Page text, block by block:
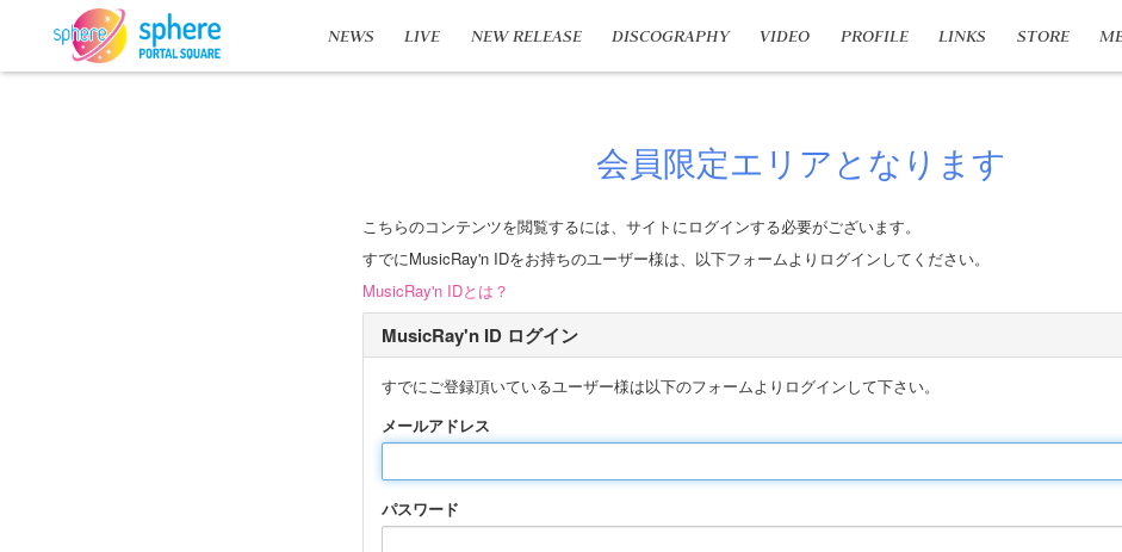
NEWS LIVE NEW RELEASE DISCOGRAPHY VIDEO PROFILE LINKS STORE
会員限定エリアとなります
こちらのコンテンツを閲覧するには、サイトにログインする必要がございます。
すでにMusicRay'n IDをお持ちのユーザー様は、以下フォームよりログインしてください。
MusicRay'n IDとは？
MusicRay'n ID ログイン
すでにご登録頂いているユーザー様は以下のフォームよりログインして下さい。
メールアドレス
パスワード